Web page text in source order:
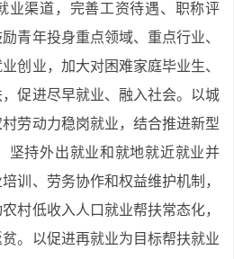
业渠道，完善工资待遇、职称评
青年投身重点领域、重点行业、
创业，加大对困难家庭毕业生、
促进尽早就业、融入社会。以城
劳动力稳岗就业，结合推进新型
坚持外出就业和就地就近就业并
训、劳务协作和权益维护机制，
村低收入人口就业帮扶常态化，
。以促进再就业为目标帮扶就业